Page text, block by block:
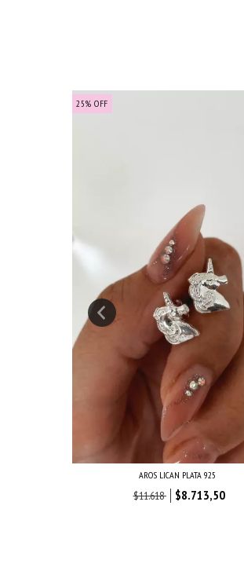
25% OFF
AROS LICAN PLATA 925
$11.618 $8.713,50